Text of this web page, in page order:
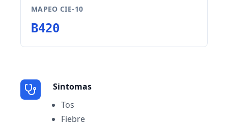
MAPEO CIE-10
B420
Sintomas
Tos
Fiebre